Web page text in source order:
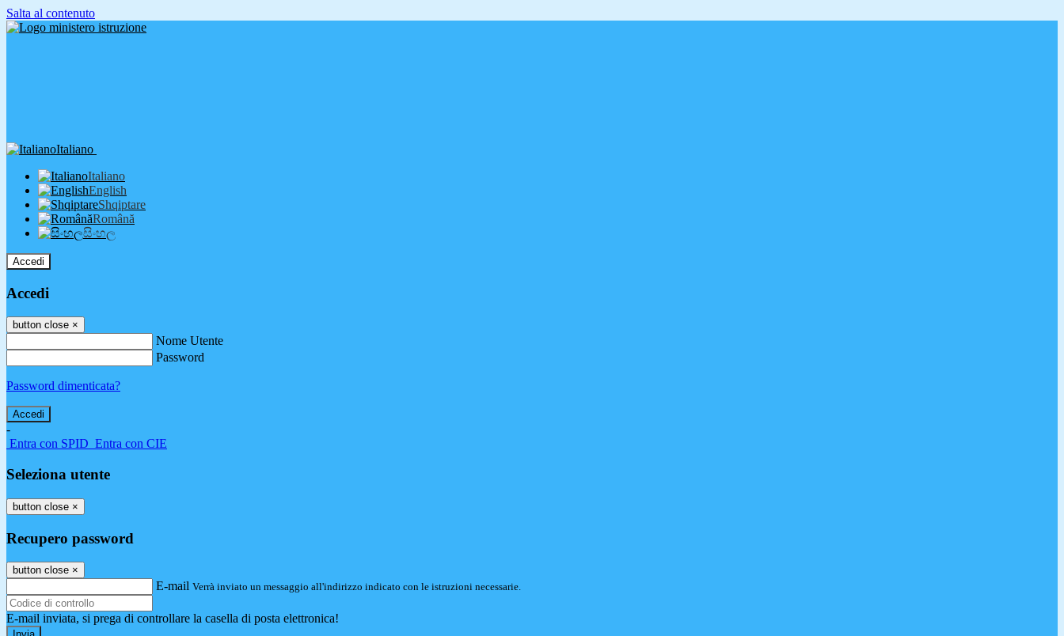
Salta al contenuto
Italiano
Italiano
English
Shqiptare
Română
සිංහල
Accedi
Accedi
button close ×
Nome Utente
Password
Password dimenticata?
-
Entra con SPID Entra con CIE
Seleziona utente
button close ×
Recupero password
button close ×
E-mail Verrà inviato un messaggio all'indirizzo indicato con le istruzioni necessarie.
E-mail inviata, si prega di controllare la casella di posta elettronica!